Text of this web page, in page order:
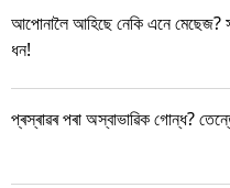
আপোনালৈ আহিছে নেকি এনে মেছেজ?
ধন!
প্ৰস্ৰাৱৰ পৰা অস্বাভাৱিক গোন্ধ?